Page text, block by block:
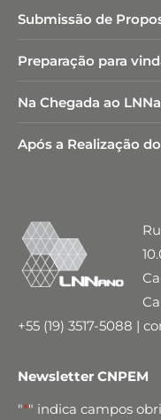
Submissão de
Preparação para
Na Chegada ao
Após a Realização
+55 (19) 3517-5088 |
Newsletter CNPEM
"*" indica campos